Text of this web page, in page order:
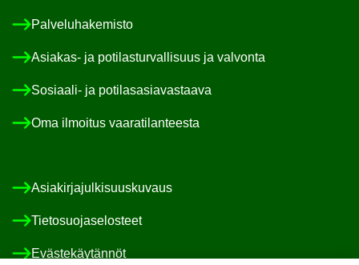
Pal­ve­lu­ha­ke­mis­to
Asiakas-​ ja po­ti­las­tur­val­li­suus ja val­von­ta
Sosiaali-​ ja po­ti­las­asia­vas­taa­va
Oma il­moi­tus vaa­ra­ti­lan­tees­ta
Asia­kir­ja­jul­ki­suus­ku­vaus
Tie­to­suo­ja­se­los­teet
Eväs­te­käy­tän­nöt